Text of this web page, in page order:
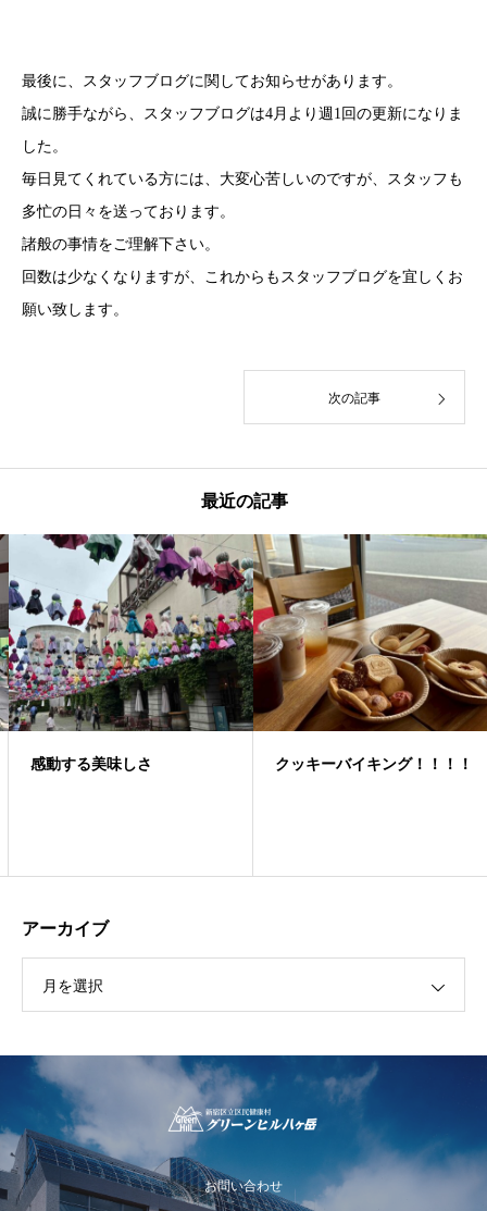
最後に、スタッフブログに関してお知らせがあります。
誠に勝手ながら、スタッフブログは4月より週1回の更新になりま
した。
毎日見てくれている方には、大変心苦しいのですが、スタッフも
多忙の日々を送っております。
諸般の事情をご理解下さい。
回数は少なくなりますが、これからもスタッフブログを宜しくお
願い致します。
次の記事
最近の記事
感動する美味しさ クッキーバイキング！！！！
アーカイブ
月を選択
お問い合わせ